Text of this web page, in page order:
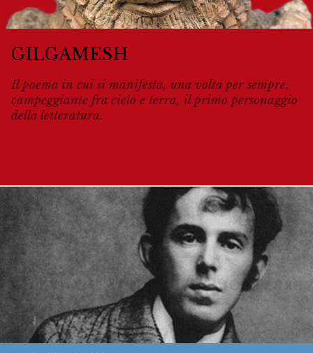
GILGAMESH
Il poema in cui si manifesta, una volta per sempre,
campeggiante fra cielo e terra, il primo personaggio
della letteratura.